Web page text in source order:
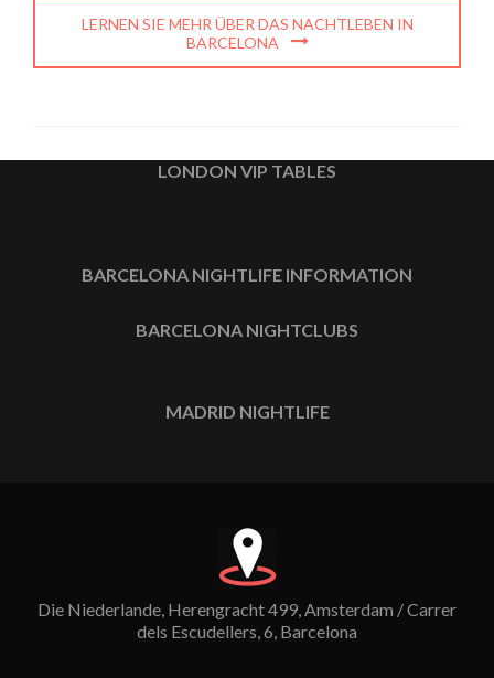
LERNEN SIE MEHR ÜBER DAS NACHTLEBEN IN
BARCELONA
LONDON VIP TABLES
BARCELONA NIGHTLIFE INFORMATION
BARCELONA NIGHTCLUBS
MADRID NIGHTLIFE
Die Niederlande, Herengracht 499, Amsterdam / Carrer
dels Escudellers, 6, Barcelona